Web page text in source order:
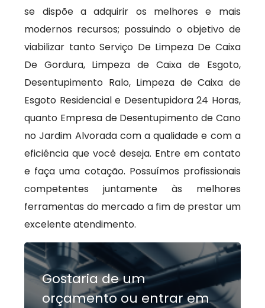
se dispõe a adquirir os melhores e mais
modernos recursos; possuindo o objetivo de
viabilizar tanto Serviço De Limpeza De Caixa
De Gordura, Limpeza de Caixa de Esgoto,
Desentupimento Ralo, Limpeza de Caixa de
Esgoto Residencial e Desentupidora 24 Horas,
quanto Empresa de Desentupimento de Cano
no Jardim Alvorada com a qualidade e com a
eficiência que você deseja. Entre em contato
e faça uma cotação. Possuímos profissionais
competentes juntamente às melhores
ferramentas do mercado a fim de prestar um
excelente atendimento.
Gostaria de um
orçamento ou entrar em